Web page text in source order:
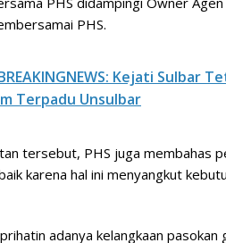
PHS.
Kejati Sulbar
Terpadu Unsulbar
tersebut, PHS juga membahas
karena hal ini menyangkut
adanya kelangkaan